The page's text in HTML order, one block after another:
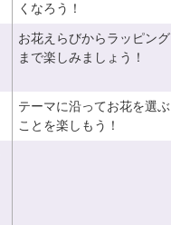
くなろう！
お花えらびからラッピング
まで楽しみましょう！
テーマに沿ってお花を選ぶ
ことを楽しもう！